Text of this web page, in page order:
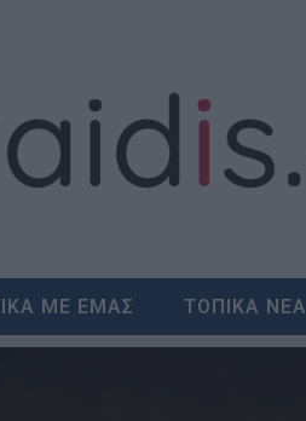
ΜΕ ΕΜΑΣ ΤΟΠΙΚΑ ΝΕΑ